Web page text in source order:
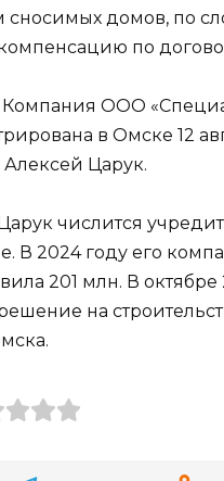
домов, по
по
Компания ООО
в Омске 12
Царук.
числится
В 2024 году его
201 млн. В
на